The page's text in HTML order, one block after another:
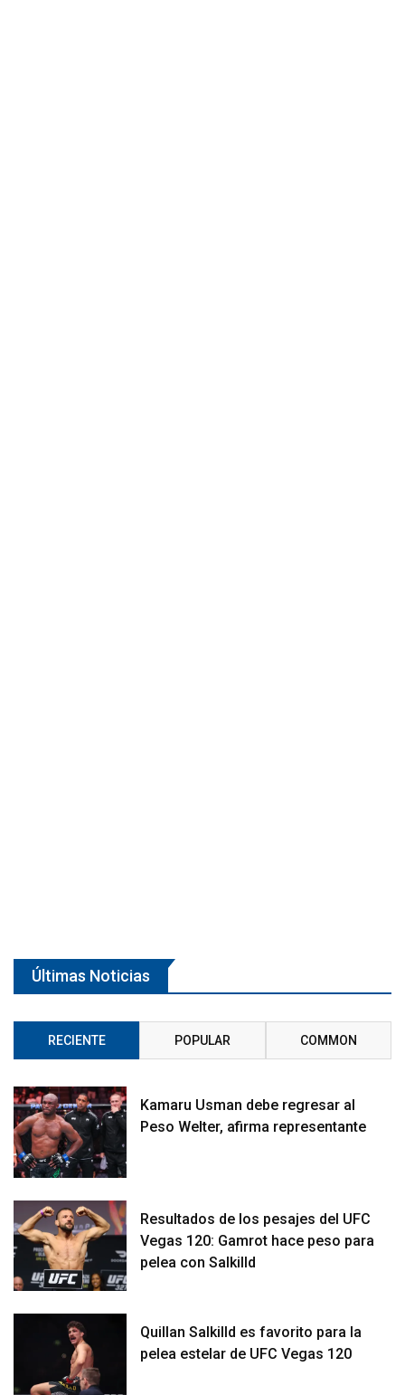
Últimas Noticias
RECIENTE POPULAR COMMON
Kamaru Usman debe regresar al
Peso Welter, afirma representante
Resultados de los pesajes del UFC
Vegas 120: Gamrot hace peso para
pelea con Salkilld
Quillan Salkilld es favorito para la
pelea estelar de UFC Vegas 120